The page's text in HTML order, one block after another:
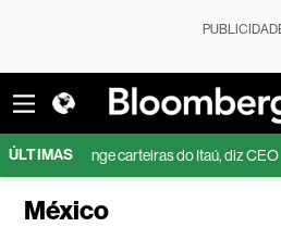
ÚLTIMAS
não atinge carteiras do Itaú, diz CEO
México